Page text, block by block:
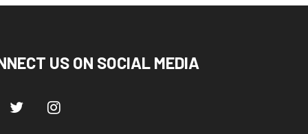
US ON SOCIAL MEDIA